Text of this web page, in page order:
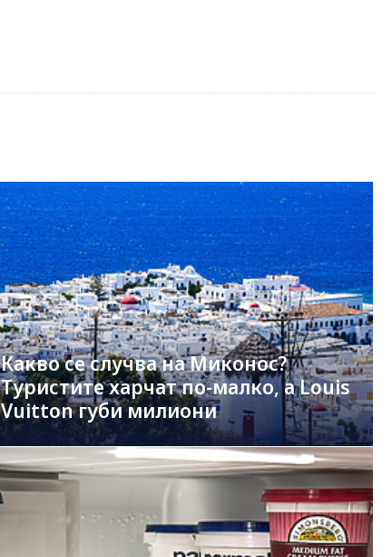
Какво се случва на Миконос?
Туристите харчат по-малко, а Louis
Vuitton губи милиони